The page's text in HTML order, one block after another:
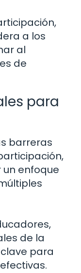
a los
al
de
para
barreras
enfoque
de la
para